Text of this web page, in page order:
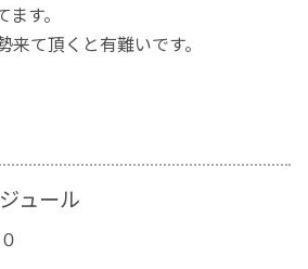
す。
て頂くと有難いです。
ュール